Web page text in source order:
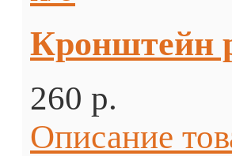
Кронштейн
260 p.
Описание